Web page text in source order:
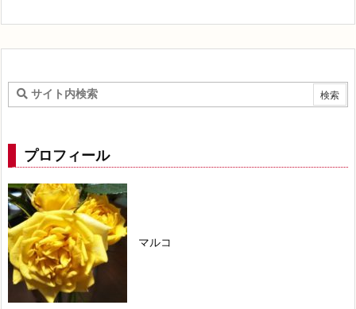
プロフィール
マルコ